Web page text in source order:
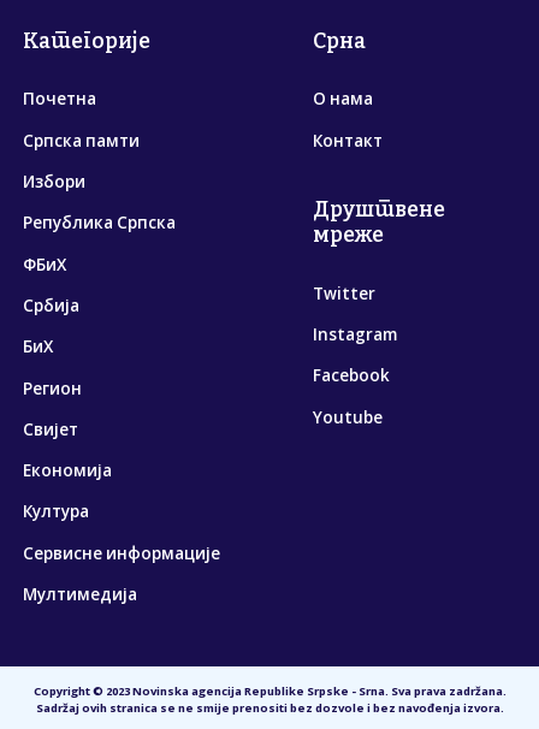
Категорије
Почетна
Српска памти
Избори
Република Српска
ФБиХ
Србија
БиХ
Регион
Свијет
Економија
Култура
Сервисне информације
Мултимедија
Срна
О нама
Контакт
Друштвене
мреже
Twitter
Instagram
Facebook
Youtube
Copyright © 2023 Novinska agencija Republike Srpske - Srna. Sva prava zadržana.
Sadržaj ovih stranica se ne smije prenositi bez dozvole i bez navođenja izvora.